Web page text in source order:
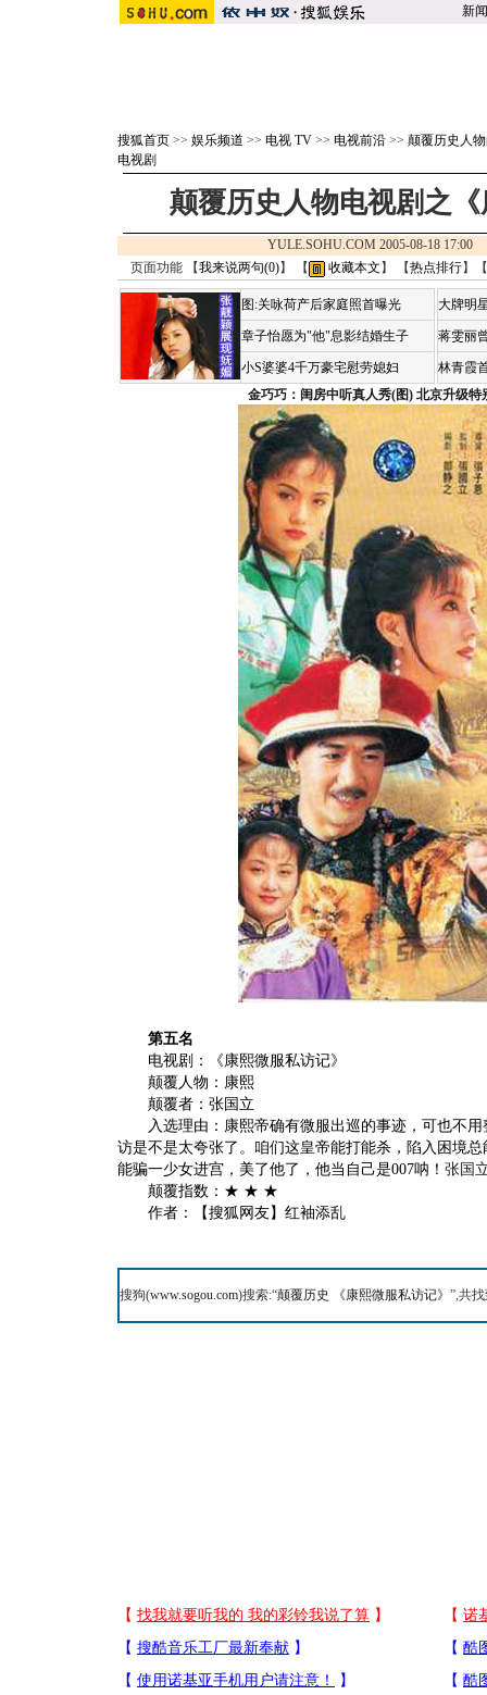
新闻
搜狐首页 >> 娱乐频道 >> 电视 TV >> 电视前沿 >> 颠覆历史人
电视剧
颠覆历史人物电视剧之
YULE.SOHU.COM 2005-08-18
页面功能 【我来说两句(0)】 【 收藏本文 】 【热点排行】【
图:关咏荷产后家庭照首曝光
章子怡愿为"他"息影结婚生子
小S婆婆4千万豪宅慰劳媳妇
大牌明
蒋雯丽
林青霞
金巧巧：闺房中听真人秀(图) 北京升级特
第五名
电视剧：《康熙微服私访记》
颠覆人物：康熙
颠覆者：张国立
入选理由：康熙帝确有微服出巡的事迹，可也不用
访是不是太夸张了。咱们这皇帝能打能杀，陷入困境
能骗一少女进宫，美了他了，他当自己是007呐！ 张国
颠覆指数：★ ★ ★
作者：【搜狐网友】红袖添乱
搜狗(www.sogou.com)搜索:“颠覆历史 《康熙微服私访记》 ”,共